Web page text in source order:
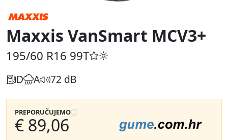
Maxxis VanSmart MCV3+
195/60 R16 99T
D A 72 dB
PREPORUČUJEMO
€ 89,06